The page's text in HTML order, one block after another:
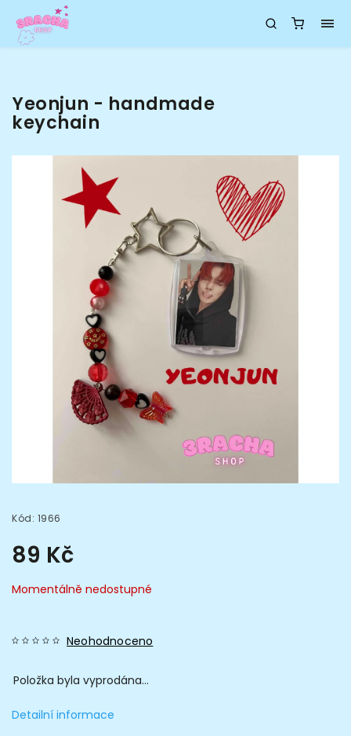
Yeonjun - handmade
keychain
Kód: 1966
89 Kč
Momentálně nedostupné
Neohodnoceno
Položka byla vyprodána…
Detailní informace